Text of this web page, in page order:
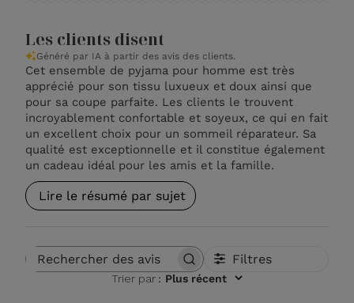
Les clients disent
Généré par IA à partir des avis des clients.
Cet ensemble de pyjama pour homme est très
apprécié pour son tissu luxueux et doux ainsi que
pour sa coupe parfaite. Les clients le trouvent
incroyablement confortable et soyeux, ce qui en fait
un excellent choix pour un sommeil réparateur. Sa
qualité est exceptionnelle et il constitue également
un cadeau idéal pour les amis et la famille.
Lire le résumé par sujet
Rechercher des avis Filtres
Trier par : Plus récent